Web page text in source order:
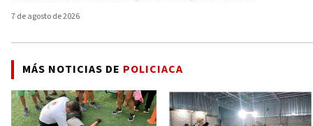
7 de agosto de 2026
MÁS NOTICIAS DE POLICIACA